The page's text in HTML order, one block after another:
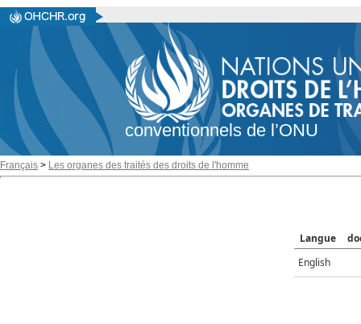
conventionnels de l’ONU
Français > Les organes des traités des droits de l'homme
Langue
English